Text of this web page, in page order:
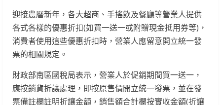
迎接農曆新年，各大超商、手搖飲及餐廳等營業人提供
各式各樣的優惠折扣(如買一送一或附贈現金抵用券等)，
消費者使用這些優惠折扣時，營業人應留意開立統一發
票的相關規定。
財政部南區國稅局表示，營業人於促銷期間買一送一，
應按銷貨折讓處理，即按原售價開立統一發票，並在發
票備註欄註明折讓金額，銷售額合計欄按實收金額(折讓